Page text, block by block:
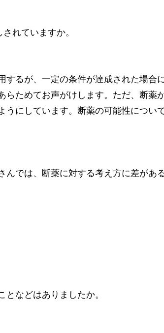
れていますか。
るが、一定の条件が達成された場合
ためてお声がけします。ただ、断薬
にしています。断薬の可能性につい
んでは、断薬に対する考え方に差があ
などはありましたか。